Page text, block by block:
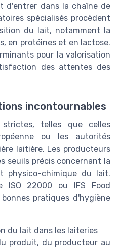
d'entrer dans la chaîne de
spécialisés procèdent
du lait, notamment la
en protéines et en lactose.
pour la valorisation
des attentes des
incontournables
strictes, telles que celles
ou les autorités
laitière. Les producteurs
seuils précis concernant la
physico-chimique du lait.
ISO 22000 ou IFS Food
pratiques d'hygiène
du lait dans les laiteries
produit, du producteur au